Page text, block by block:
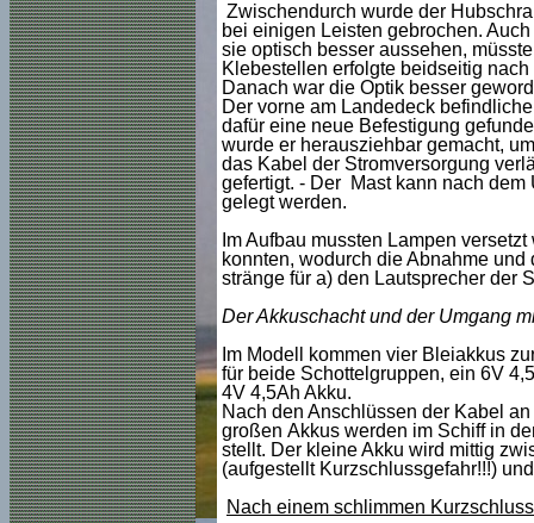
Zwischendurch wurde der
bei einigen Leisten gebrochen.
sie optisch besser aussehen,
Klebestellen erfolgte beidseitig
Danach war die Optik besser
Der vorne am Landedeck
dafür eine neue Befestigung
wurde er herausziehbar gemacht,
das Kabel der Stromversorgung
gefertigt. - Der Mast kann nach
gelegt werden.
Im Aufbau mussten Lampen
konnten, wodurch die Abnahme
stränge für a) den Lautsprecher der
Der Akkuschacht und der Umgang
Im Modell kommen vier Bleiakkus
für beide Schottelgruppen, ein 6V
4V 4,5Ah Akku.
Nach den Anschlüssen der Kabel
großen Akkus werden im Schiff in
stellt. Der kleine Akku wird mittig
(aufgestellt Kurzschlussgefahr!!!)
Nach einem schlimmen